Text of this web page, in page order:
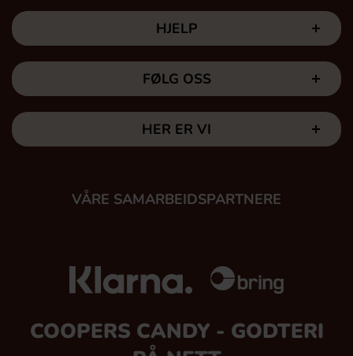
HJELP
FØLG OSS
HER ER VI
VÅRE SAMARBEIDSPARTNERE
COOPERS CANDY - GODTERI